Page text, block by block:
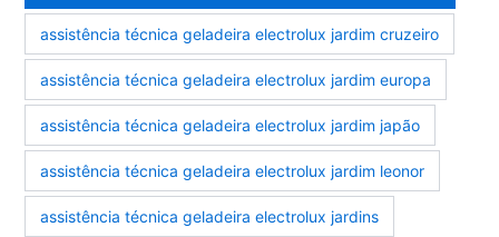
assistência técnica geladeira electrolux jardim cruzeiro
assistência técnica geladeira electrolux jardim europa
assistência técnica geladeira electrolux jardim japão
assistência técnica geladeira electrolux jardim leonor
assistência técnica geladeira electrolux jardins